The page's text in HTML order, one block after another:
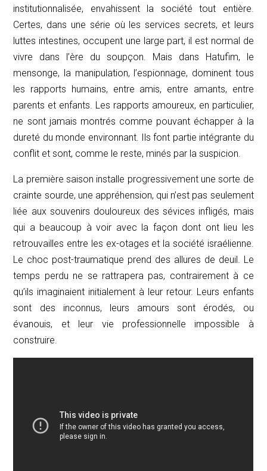
institutionnalisée, envahissent la société tout entière.
Certes, dans une série où les services secrets, et leurs
luttes intestines, occupent une large part, il est normal de
vivre dans l’ère du soupçon. Mais dans Hatufim, le
mensonge, la manipulation, l’espionnage, dominent tous
les rapports humains, entre amis, entre amants, entre
parents et enfants. Les rapports amoureux, en particulier,
ne sont jamais montrés comme pouvant échapper à la
dureté du monde environnant. Ils font partie intégrante du
conflit et sont, comme le reste, minés par la suspicion.
La première saison installe progressivement une sorte de
crainte sourde, une appréhension, qui n’est pas seulement
liée aux souvenirs douloureux des sévices infligés, mais
qui a beaucoup à voir avec la façon dont ont lieu les
retrouvailles entre les ex-otages et la société israélienne.
Le choc post-traumatique prend des allures de deuil. Le
temps perdu ne se rattrapera pas, contrairement à ce
qu’ils imaginaient initialement à leur retour. Leurs enfants
sont des inconnus, leurs amours sont érodés, ou
évanouis, et leur vie professionnelle impossible à
construire.